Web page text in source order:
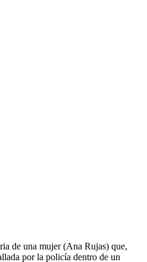
de una mujer (Ana Rujas) que,
por la policía dentro de un